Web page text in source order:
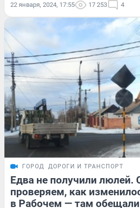
22 января, 2024, 17:55 17 253 4
ГОРОД ДОРОГИ И ТРАНСПОРТ
Едва не получили люлей.
проверяем, как
в Рабочем — там